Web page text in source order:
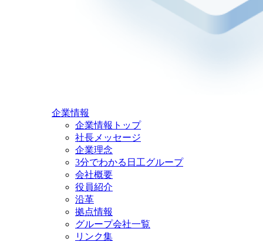
企業情報
企業情報トップ
社長メッセージ
企業理念
3分でわかる日工グループ
会社概要
役員紹介
沿革
拠点情報
グループ会社一覧
リンク集